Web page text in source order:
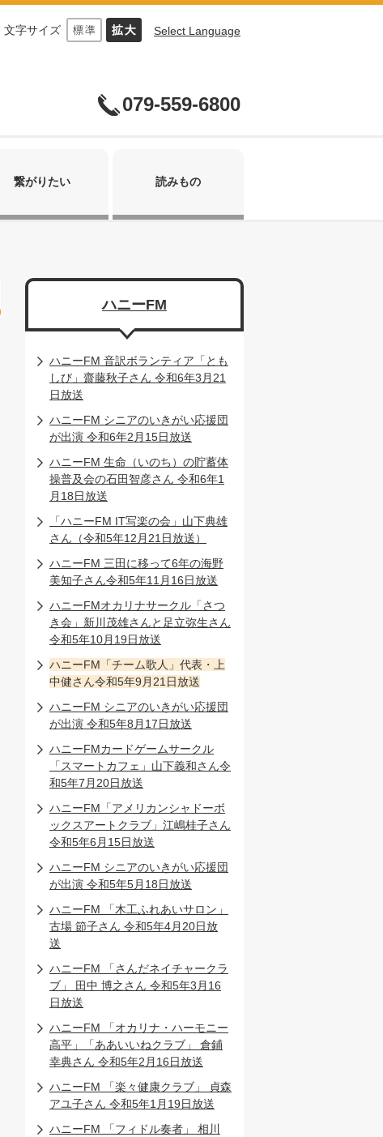
文字サイズ Select Language
079-559-6800
繋がりたい 読みもの
ハニーFM
ハニーFM 音訳ボランティア「とも
しび」齋藤秋子さん 令和6年3月21
日放送
ハニーFM シニアのいきがい応援団
が出演 令和6年2月15日放送
ハニーFM 生命（いのち）の貯蓄体
操普及会の石田智彦さん 令和6年1
月18日放送
「ハニーFM IT写楽の会」山下典雄
さん（令和5年12月21日放送）
ハニーFM 三田に移って6年の海野
美知子さん令和5年11月16日放送
ハニーFMオカリナサークル「さつ
き会」新川茂雄さんと足立弥生さん
令和5年10月19日放送
ハニーFM「チーム歌人」代表・上
中健さん令和5年9月21日放送
ハニーFM シニアのいきがい応援団
が出演 令和5年8月17日放送
ハニーFMカードゲームサークル
「スマートカフェ」山下義和さん令
和5年7月20日放送
ハニーFM「アメリカンシャドーボ
ックスアートクラブ」江嶋桂子さん
令和5年6月15日放送
ハニーFM シニアのいきがい応援団
が出演 令和5年5月18日放送
ハニーFM 「木工ふれあいサロン」
古場 節子さん 令和5年4月20日放
送
ハニーFM 「さんだネイチャークラ
ブ」 田中 博之さん 令和5年3月16
日放送
ハニーFM 「オカリナ・ハーモニー
高平」「ああいいねクラブ」 倉鋪
幸典さん 令和5年2月16日放送
ハニーFM 「楽々健康クラブ」 貞森
アユ子さん 令和5年1月19日放送
ハニーFM 「フィドル奏者」 相川